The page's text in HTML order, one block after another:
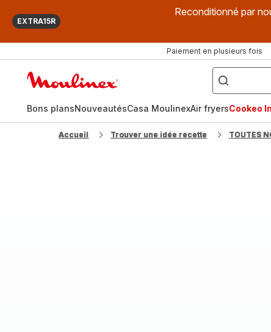
EXTRA15R
Reconditionné par
Paiement en plusieurs fois
["Que
recherchez-
vous
?",
fryer",
"Companion"]
Bons plansNouveautésCasa MoulinexAir fryersCookeo
Accueil Trouver une idée recette TOUTES